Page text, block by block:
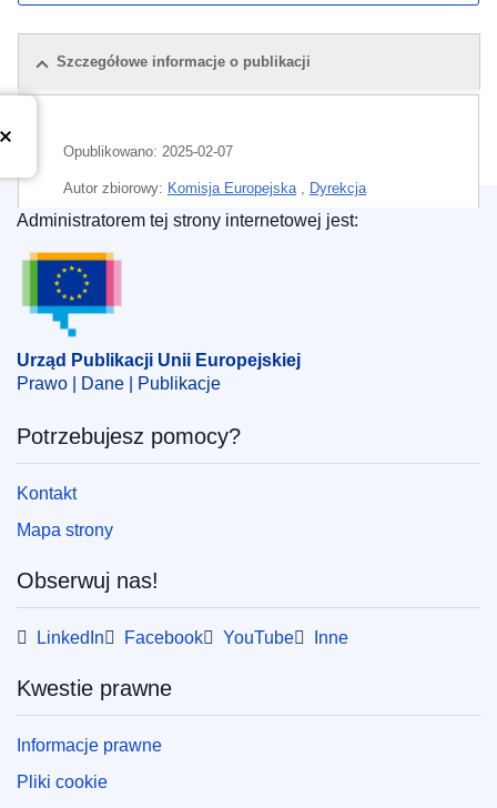
Szczegółowe informacje o publikacji
Opublikowano: 2025-02-07
Autor zbiorowy: Komisja Europejska , Dyrekcja
Generalna ds. Tłumaczeń Pisemnych(Komisja
Temat:
obszar chroniony
CELEX : 32025R0217
ELI :reg_impl/2025/217/oj
OJ : L_202500217
IMMC : C(2025)709/3837388
pdfa2a
Urząd Publikacji Unii Europejskiej
Administratorem tej strony internetowej jest:
Urząd Publikacji Unii Europejskiej
Prawo | Dane | Publikacje
Potrzebujesz pomocy?
Kontakt
Mapa strony
Obserwuj nas!
LinkedIn Facebook YouTube Inne
Kwestie prawne
Informacje prawne
Pliki cookie